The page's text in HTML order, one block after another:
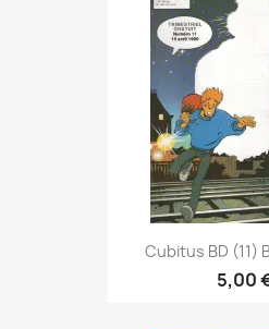
Cubitus BD (11)
5,00